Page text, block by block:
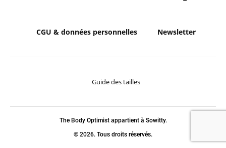
CGU & données personnelles Newsletter
Guide des tailles
The Body Optimist appartient à Sowitty.
© 2026. Tous droits réservés.